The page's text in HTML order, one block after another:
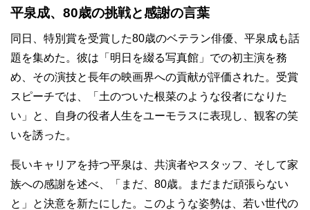
平泉成、80歳の挑戦と感謝の言葉
同日、特別賞を受賞した80歳のベテラン俳優、平泉成も話
題を集めた。彼は「明日を綴る写真館」での初主演を務
め、その演技と長年の映画界への貢献が評価された。受賞
スピーチでは、「土のついた根菜のような役者になりた
い」と、自身の役者人生をユーモラスに表現し、観客の笑
いを誘った。
長いキャリアを持つ平泉は、共演者やスタッフ、そして家
族への感謝を述べ、「まだ、80歳。まだまだ頑張らない
と」と決意を新たにした。このような姿勢は、若い世代の